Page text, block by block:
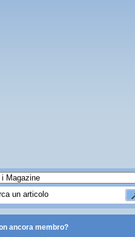
ancora membro?